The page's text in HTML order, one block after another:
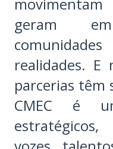
geram
realidades. E
parcerias têm
CMEC é